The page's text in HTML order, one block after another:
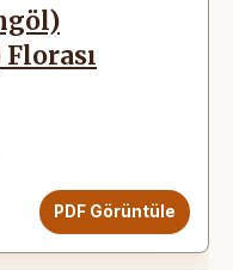
PDF Görüntüle